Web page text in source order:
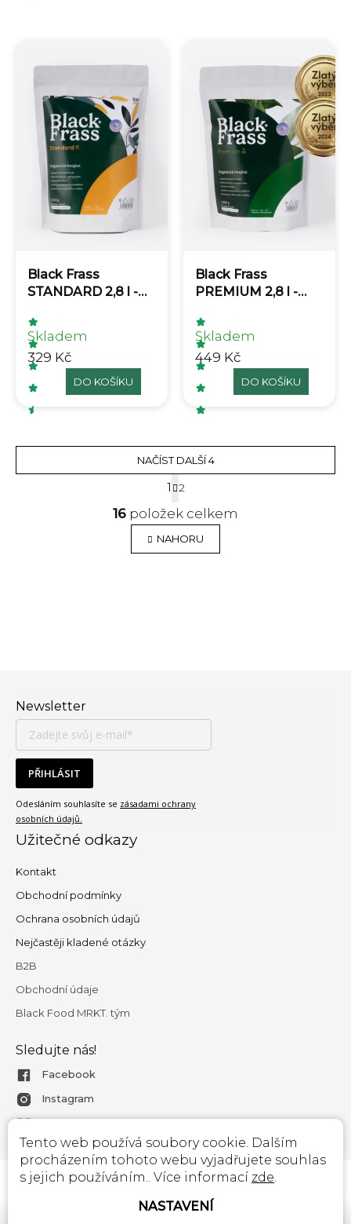
Tento web používá soubory cookie. Dalším
procházením tohoto webu vyjadřujete souhlas
s jejich používáním.. Více informací zde.
NASTAVENÍ
Black Frass
STANDARD 2,8 l -
hnojivo
Průměrné hodnocení produktu je 4,8 z 5
Skladem
329 Kč
DO KOŠÍKU
Black Frass
PREMIUM 2,8 l -
hnojivo
Skladem
449 Kč
DO KOŠÍKU
Ovládací prvky výpisu
NAČÍST DALŠÍ 4
1 2
16 položek celkem
NAHORU
Newsletter
PŘIHLÁSIT
Odesláním souhlasíte se zásadami ochrany
osobních údajů.
Užitečné odkazy
Kontakt
Obchodní podmínky
Ochrana osobních údajů
Nejčastěji kladené otázky
B2B
Obchodní údaje
Black Food MRKT. tým
Sledujte nás!
Facebook
Instagram
Magazín